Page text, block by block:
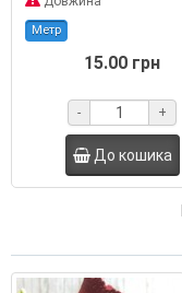
Метр
15.00 грн
- +
До кошика